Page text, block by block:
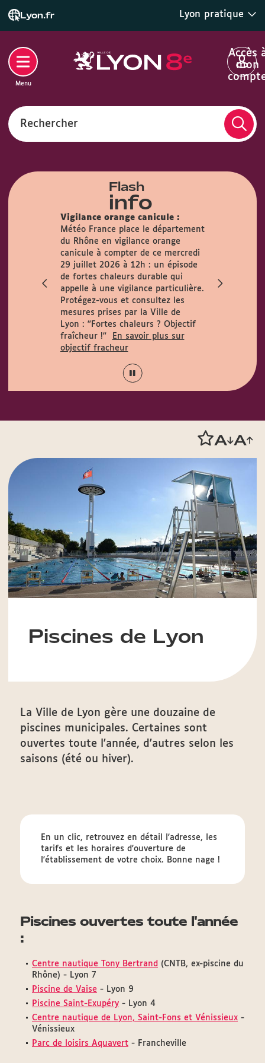
Lyon.fr Lyon pratique
Rechercher
Accès
mon
Menu
Flash
info
Vigilance orange canicule :
Météo France place le département
du Rhône en vigilance orange
canicule à compter de ce mercredi
29 juillet 2026 à 12h : un épisode
de fortes chaleurs durable qui
appelle à une vigilance particulière.
Protégez-vous et consultez les
mesures prises par la Ville de
Lyon : "Fortes chaleurs ? Objectif
fraîcheur !"
En savoir plus sur
objectif fracheur
Piscines de Lyon
La Ville de Lyon gère une douzaine de
piscines municipales. Certaines sont
ouvertes toute l'année, d'autres selon les
saisons (été ou hiver).
En un clic, retrouvez en détail l'adresse, les
tarifs et les horaires d'ouverture de
l'établissement de votre choix. Bonne nage !
Piscines ouvertes toute l'année
:
Centre nautique Tony Bertrand (CNTB, ex-piscine du
Rhône) - Lyon 7
Piscine de Vaise - Lyon 9
Piscine Saint-Exupéry - Lyon 4
Centre nautique de Lyon, Saint-Fons et Vénissieux -
Vénissieux
Parc de loisirs Aquavert - Francheville